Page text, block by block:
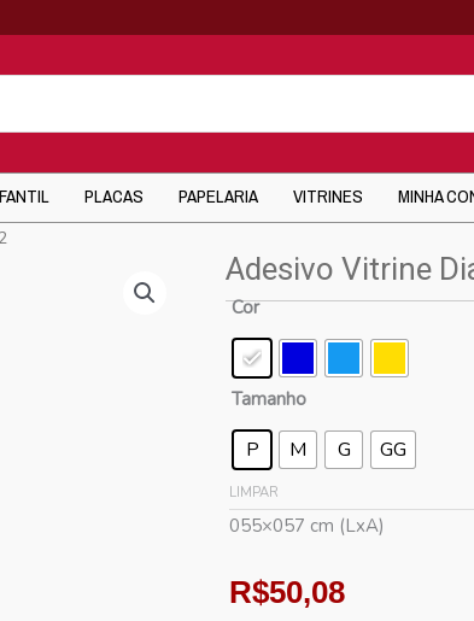
PLACAS PAPELARIA VITRINES MINHA
Adesivo Vitrine
Cor
Tamanho
P M G GG
LIMPAR
055×057 cm (LxA)
R$50,08